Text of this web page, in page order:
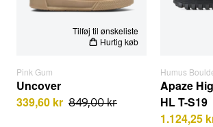
Tilføj til ønskeliste
Hurtig køb
Pink Gum
Uncover
339,60 kr 849,00 kr
Humus
Apaze
HL T-S19
1.124,25